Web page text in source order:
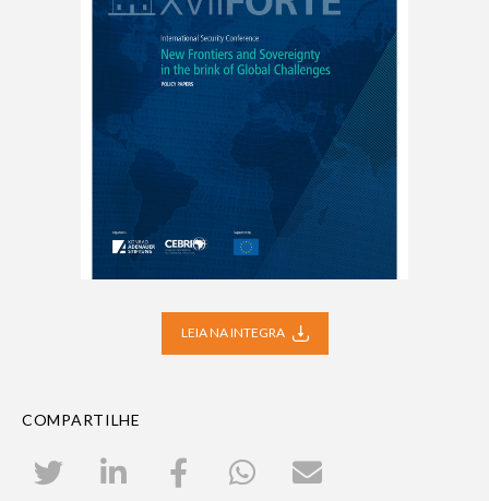
LEIA NA INTEGRA
COMPARTILHE